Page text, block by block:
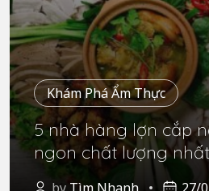
Khám Phá Ẩm Thực
5 nhà hàng lợn cắp
ngon chất lượng